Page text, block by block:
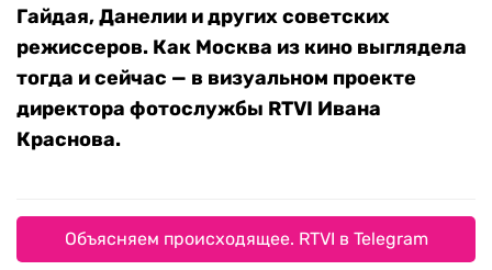
Гайдая, Данелии и других советских
режиссеров. Как Москва из кино выглядела
тогда и сейчас — в визуальном проекте
директора фотослужбы RTVI Ивана
Краснова.
Объясняем происходящее. RTVI в Telegram